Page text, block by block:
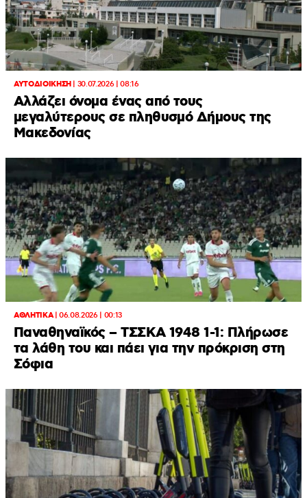
ΑΥΤΟΔΙΟΙΚΗΣΗ| 30.07.2026 | 08:16
Αλλάζει όνομα ένας από τους
μεγαλύτερους σε πληθυσμό Δήμους της
Μακεδονίας
ΑΘΛΗΤΙΚΑ|06.08.2026 | 00:13
Παναθηναϊκός – ΤΣΣΚΑ 1948 1-1: Πλήρωσε
τα λάθη του και πάει για την πρόκριση στη
Σόφια